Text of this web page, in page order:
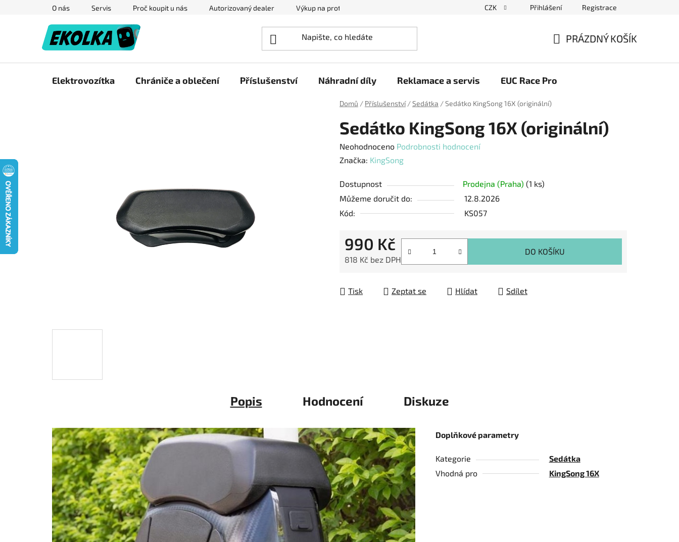
O nás Servis Proč koupit u nás Autorizovaný dealer Výkup na protiúčet Blog elektrovozítka Obchodní podmínky
CZK Přihlášení Registrace
PRÁZDNÝ KOŠÍK
Elektrovozítka Chrániče a oblečení Příslušenství Náhradní díly Reklamace a servis EUC Race Pro
Domů / Příslušenství /Sedátka /Sedátko KingSong 16X (originální)
Sedátko KingSong 16X (originální)
Průměrné
hodnocení
je
0,0
z
hvězdiček.
Neohodnoceno Podrobnosti hodnocení
Značka: KingSong
Dostupnost Prodejna (Praha) (1 ks)
Můžeme doručit do:
12.8.2026
Kód:
KS057
990 Kč
818 Kč bez DPH
DO KOŠÍKU
Tisk Zeptat se Hlídat Sdílet
Popis Hodnocení Diskuze
Doplňkové parametry
Kategorie
Sedátka
Vhodná pro
KingSong 16X